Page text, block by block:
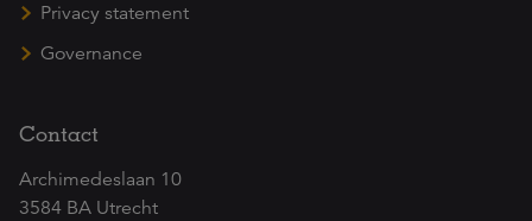
Privacy statement
Governance
Contact
Archimedeslaan 10
3584 BA Utrecht